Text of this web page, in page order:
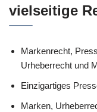
vielseitige
Markenrecht,
Urheberrecht und
Einzigartiges
Marken,